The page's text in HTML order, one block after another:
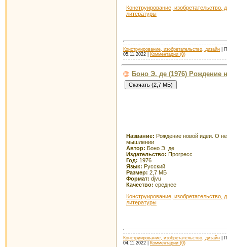
Конструирование, изобретательство,
литературы
Конструирование, изобретательство, дизайн |
05.11.2022
Комментарии (0)
Боно Э. де (1976)
Название: Рождение новой идеи. О
мышлении
Автор: Боно Э. де
Издательство: Прогресс
Год: 1976
Язык: Русский
Размер: 2,7 МБ
Формат: djvu
Качество: среднее
Конструирование, изобретательство,
литературы
Конструирование, изобретательство, дизайн |
04.11.2022
Комментарии (0)